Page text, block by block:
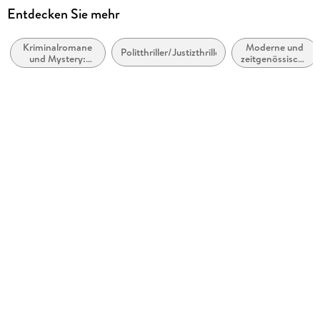
Autor/Autorin
Verlag/Hersteller
Kiepenheuer & Witsch GmbH
Entdecken Sie mehr
Kriminalromane
und Mystery:
Privatdetektiv /
Politthriller/Justizthriller
Moderne und
zeitgenössische
Belletristik: